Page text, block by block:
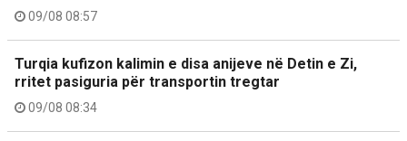
09/08 08:57
Turqia kufizon kalimin e disa anijeve në Detin e Zi,
rritet pasiguria për transportin tregtar
09/08 08:34